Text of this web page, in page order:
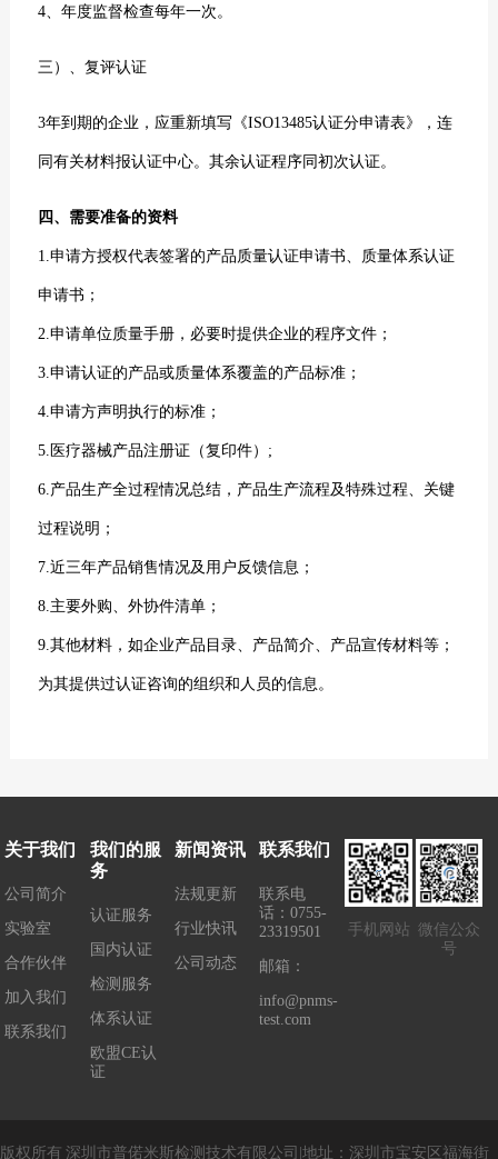
4、年度监督检查每年一次。
三）、复评认证
3年到期的企业，应重新填写《ISO13485认证分申请表》，连
同有关材料报认证中心。其余认证程序同初次认证。
四、需要准备的资料
1.申请方授权代表签署的产品质量认证申请书、质量体系认证
申请书；
2.申请单位质量手册，必要时提供企业的程序文件；
3.申请认证的产品或质量体系覆盖的产品标准；
4.申请方声明执行的标准；
5.医疗器械产品注册证（复印件）;
6.产品生产全过程情况总结，产品生产流程及特殊过程、关键
过程说明；
7.近三年产品销售情况及用户反馈信息；
8.主要外购、外协件清单；
9.其他材料，如企业产品目录、产品简介、产品宣传材料等；
为其提供过认证咨询的组织和人员的信息。
关于我们
公司简介
实验室
合作伙伴
加入我们
联系我们
我们的服
务
认证服务
国内认证
检测服务
体系认证
欧盟CE认
证
新闻资讯
法规更新
行业快讯
公司动态
联系我们
联系电
话：0755-
23319501
邮箱：
info@pnms-
test.com
手机网站 微信公众
号
版权所有 深圳市普偌米斯检测技术有限公司 地址： 深圳市宝安区福海街